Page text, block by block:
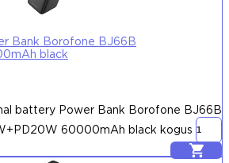
Bank Borofone BJ66B
black
battery Power Bank Borofone BJ66B
60000mAh black kogus
Lisa korvi